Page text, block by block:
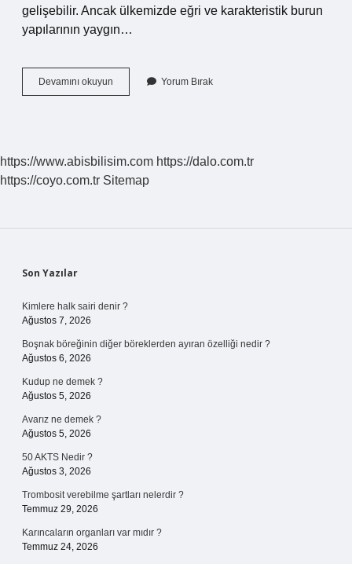
gelişebilir. Ancak ülkemizde eğri ve karakteristik burun
yapılarının yaygın…
Devamını okuyun
Kemerli
Yorum Bırak
https://www.abisbilisim.com https://dalo.com.tr
https://coyo.com.tr Sitemap
Sidebar
Son Yazılar
Kimlere halk sairi denir ?
Ağustos 7, 2026
Boşnak böreğinin diğer böreklerden ayıran özelliği nedir ?
Ağustos 6, 2026
Kudup ne demek ?
Ağustos 5, 2026
Avarız ne demek ?
Ağustos 5, 2026
50 AKTS Nedir ?
Ağustos 3, 2026
Trombosit verebilme şartları nelerdir ?
Temmuz 29, 2026
Karıncaların organları var mıdır ?
Temmuz 24, 2026